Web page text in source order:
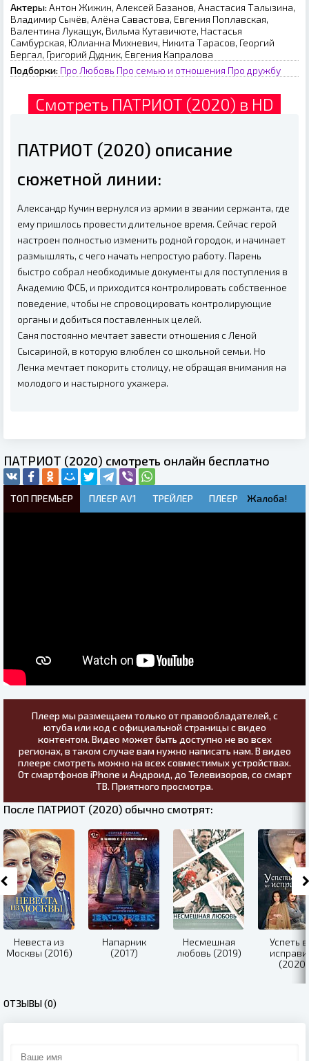
Актеры: Антон Жижин, Алексей Базанов, Анастасия Талызина,
Владимир Сычёв, Алёна Савастова, Евгения Поплавская,
Валентина Лукащук, Вильма Кутавичюте, Настасья
Самбурская, Юлианна Михневич, Никита Тарасов, Георгий
Бергал, Григорий Дудник, Евгения Капралова
Подборки: Про Любовь Про семью и отношения Про дружбу
Смотреть ПАТРИОТ (2020) в HD
ПАТРИОТ (2020) описание
сюжетной линии:
Александр Кучин вернулся из армии в звании сержанта, где
ему пришлось провести длительное время. Сейчас герой
настроен полностью изменить родной городок, и начинает
размышлять, с чего начать непростую работу. Парень
быстро собрал необходимые документы для поступления в
Академию ФСБ, и приходится контролировать собственное
поведение, чтобы не спровоцировать контролирующие
органы и добиться поставленных целей.
Саня постоянно мечтает завести отношения с Леной
Сысариной, в которую влюблен со школьной семьи. Но
Ленка мечтает покорить столицу, не обращая внимания на
молодого и настырного ухажера.
ПАТРИОТ (2020) смотреть онлайн бесплатно
ТОП ПРЕМЬЕР ПЛЕЕР AV1 ТРЕЙЛЕР ПЛЕЕР Жалоба!
Плеер мы размещаем только от правообладателей, с
ютуба или код с официальной страницы с видео
контентом. Видео может быть доступно не во всех
регионах, в таком случае вам нужно написать нам. В видео
плеере смотреть можно на всех совместимых устройствах.
От смартфонов iPhone и Андроид, до Телевизоров, со смарт
ТВ. Приятного просмотра.
После ПАТРИОТ (2020) обычно смотрят:
Невеста из
Москвы (2016)
Напарник
(2017)
Несмешная
любовь (2019)
Успеть
(2020)
ОТЗЫВЫ (0)